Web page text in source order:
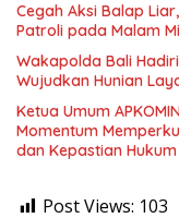
Cegah Aksi Balap
Patroli pada Malam
Wakapolda Bali
Wujudkan Hunian
Ketua Umum
Momentum
dan Kepastian
Post Views: 103